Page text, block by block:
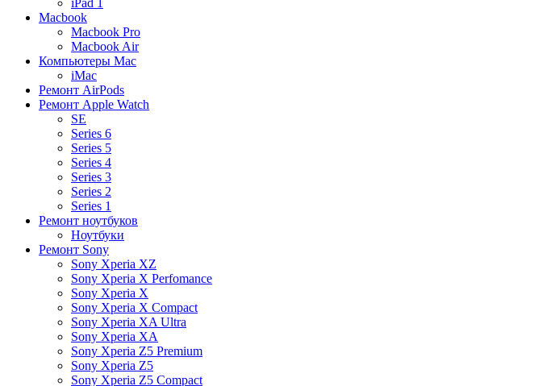
iPad 1
Macbook
Macbook Pro
Macbook Air
Компьютеры Mac
iMac
Ремонт AirPods
Ремонт Apple Watch
SE
Series 6
Series 5
Series 4
Series 3
Series 2
Series 1
Ремонт ноутбуков
Ноутбуки
Ремонт Sony
Sony Xperia XZ
Sony Xperia X Perfomance
Sony Xperia X
Sony Xperia X Compact
Sony Xperia XA Ultra
Sony Xperia XA
Sony Xperia Z5 Premium
Sony Xperia Z5
Sony Xperia Z5 Compact